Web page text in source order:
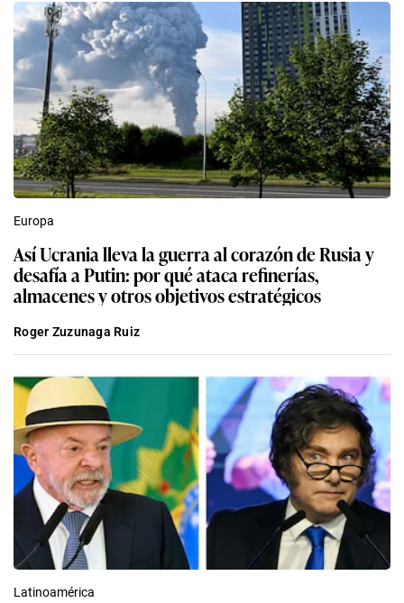
Europa
Así Ucrania lleva la guerra al corazón de Rusia y
desafía a Putin: por qué ataca refinerías,
almacenes y otros objetivos estratégicos
Roger Zuzunaga Ruiz
Latinoamérica